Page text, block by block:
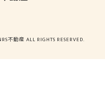
動産 ALL RIGHTS RESERVED.